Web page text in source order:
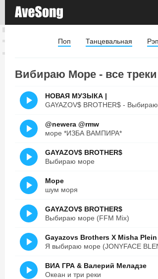
Поп Танцевальная Рэп
Вибираю Море - все треки
НОВАЯ МУЗЫКА |
GAYAZOV$ BROTHER$ -
@newera @rmw
море *ИЗБА ВАМПИРА*
GAYAZOV$ BROTHER$
Выбираю море
Море
шум моря
GAYAZOV$ BROTHER$
Выбираю море (FFM Mix)
Gayazovs Brothers X Misha
Я выбираю море (JONYFACE
ВИА ГРА & Валерий Меладзе
Океан и три реки